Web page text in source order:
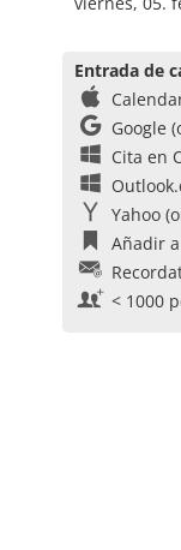
Entrada de
Google
Cita en
Yahoo
Añadir
< 1000